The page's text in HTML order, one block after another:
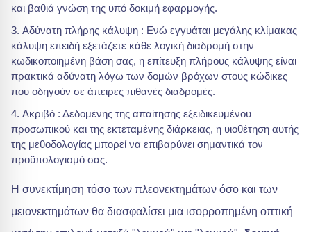
και βαθιά γνώση της υπό δοκιμή εφαρμογής.
Αδύνατη πλήρης κάλυψη : Ενώ εγγυάται μεγάλης κλίμακας
κάλυψη επειδή εξετάζετε κάθε λογική διαδρομή στην
κωδικοποιημένη βάση σας, η επίτευξη πλήρους κάλυψης είναι
πρακτικά αδύνατη λόγω των δομών βρόχων στους κώδικες
που οδηγούν σε άπειρες πιθανές διαδρομές.
Ακριβό : Δεδομένης της απαίτησης εξειδικευμένου
προσωπικού και της εκτεταμένης διάρκειας, η υιοθέτηση αυτής
της μεθοδολογίας μπορεί να επιβαρύνει σημαντικά τον
προϋπολογισμό σας.
Η συνεκτίμηση τόσο των πλεονεκτημάτων όσο και των
μειονεκτημάτων θα διασφαλίσει μια ισορροπημένη οπτική